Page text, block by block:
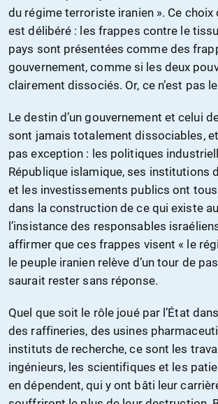
du régime terroriste iranien ». Ce
est délibéré : les frappes contre le
pays sont présentées comme des
gouvernement, comme si les deux
clairement dissociés. Or, ce n’est pas
Le destin d’un gouvernement et celui
sont jamais totalement dissociables, et
pas exception : les politiques
République islamique, ses institutions
et les investissements publics ont tous
dans la construction de ce qui existe
l’insistance des responsables
affirmer que ces frappes visent « le
le peuple iranien relève d’un tour de
saurait rester sans réponse.
Quel que soit le rôle joué par l’État
des raffineries, des usines
instituts de recherche, ce sont les
ingénieurs, les scientifiques et les
en dépendent, qui y ont bâti leur